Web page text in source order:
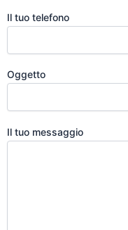
Il tuo telefono
Oggetto
Il tuo messaggio